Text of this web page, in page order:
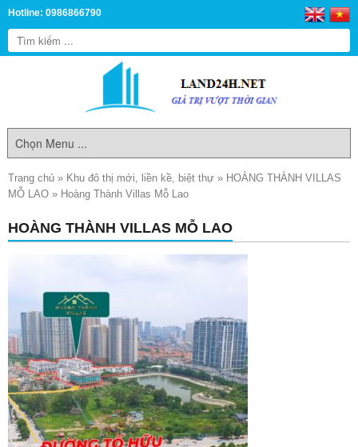
Hotline: 0986866790
Trang chủ » Khu đô thị mới, liền kề, biệt thự » HOÀNG THÀNH VILLAS
MỖ LAO » Hoàng Thành Villas Mỗ Lao
HOÀNG THÀNH VILLAS MỖ LAO